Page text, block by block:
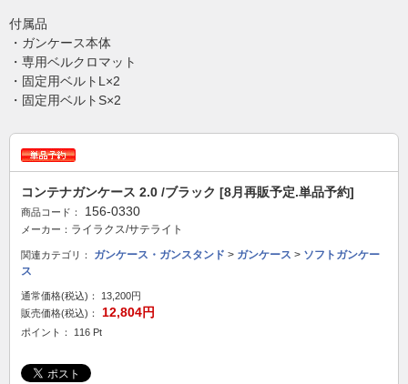
付属品
・ガンケース本体
・専用ベルクロマット
・固定用ベルトL×2
・固定用ベルトS×2
コンテナガンケース 2.0 /ブラック [8月再販予定.単品予約]
商品コード： 156-0330
メーカー： ライラクス/サテライト
関連カテゴリ： ガンケース・ガンスタンド > ガンケース > ソフトガンケー
ス
通常価格(税込)：
13,200円
販売価格(税込)：
12,804円
ポイント： 116 Pt